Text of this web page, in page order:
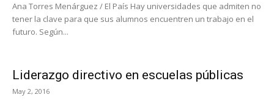
Ana Torres Menárguez / El País Hay universidades que admiten no
tener la clave para que sus alumnos encuentren un trabajo en el
futuro. Según...
Liderazgo directivo en escuelas públicas
May 2, 2016